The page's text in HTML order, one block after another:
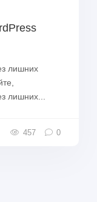
лишних
лишних...
457 0